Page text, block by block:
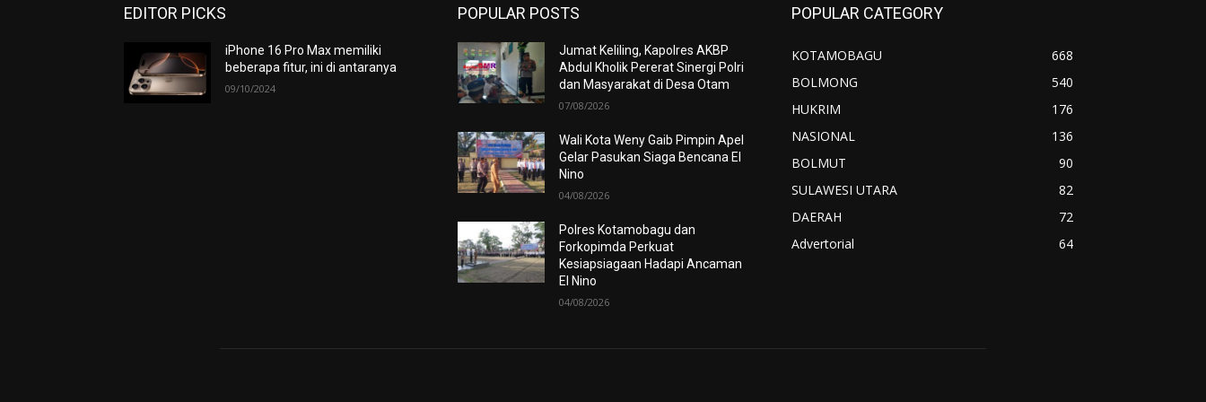
EDITOR PICKS
iPhone 16 Pro Max memiliki
beberapa fitur, ini di antaranya
09/10/2024
POPULAR POSTS
Jumat Keliling, Kapolres AKBP
Abdul Kholik Pererat Sinergi Polri
dan Masyarakat di Desa Otam
07/08/2026
Wali Kota Weny Gaib Pimpin Apel
Gelar Pasukan Siaga Bencana El
Nino
04/08/2026
Polres Kotamobagu dan
Forkopimda Perkuat
Kesiapsiagaan Hadapi Ancaman
El Nino
04/08/2026
POPULAR CATEGORY
KOTAMOBAGU
668
BOLMONG
540
HUKRIM
176
NASIONAL
136
BOLMUT
90
SULAWESI UTARA
82
DAERAH
72
Advertorial
64